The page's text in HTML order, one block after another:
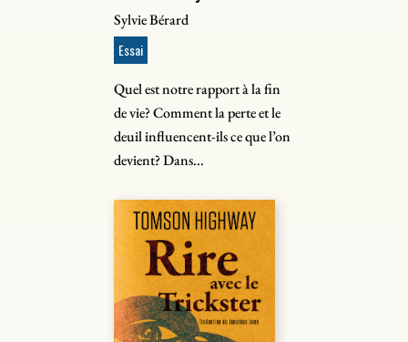
Sylvie Bérard
Essai
Quel est notre rapport à la fin
de vie? Comment la perte et le
deuil influencent-ils ce que l’on
devient? Dans...